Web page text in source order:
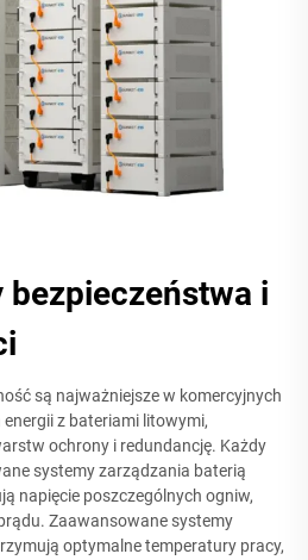
bezpieczeństwa i
są najważniejsze w komercyjnych
z bateriami litowymi,
ochrony i redundancję. Każdy
systemy zarządzania baterią
napięcie poszczególnych ogniw,
Zaawansowane systemy
optymalne temperatury pracy,